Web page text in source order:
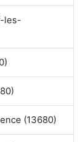
les-
(13680)